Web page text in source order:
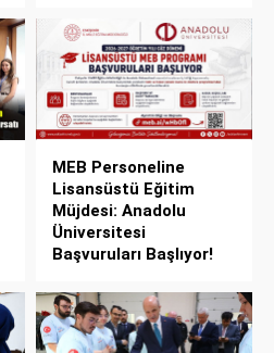
MEB Personeline
Lisansüstü Eğitim
Müjdesi: Anadolu
Üniversitesi
Başvuruları Başlıyor!